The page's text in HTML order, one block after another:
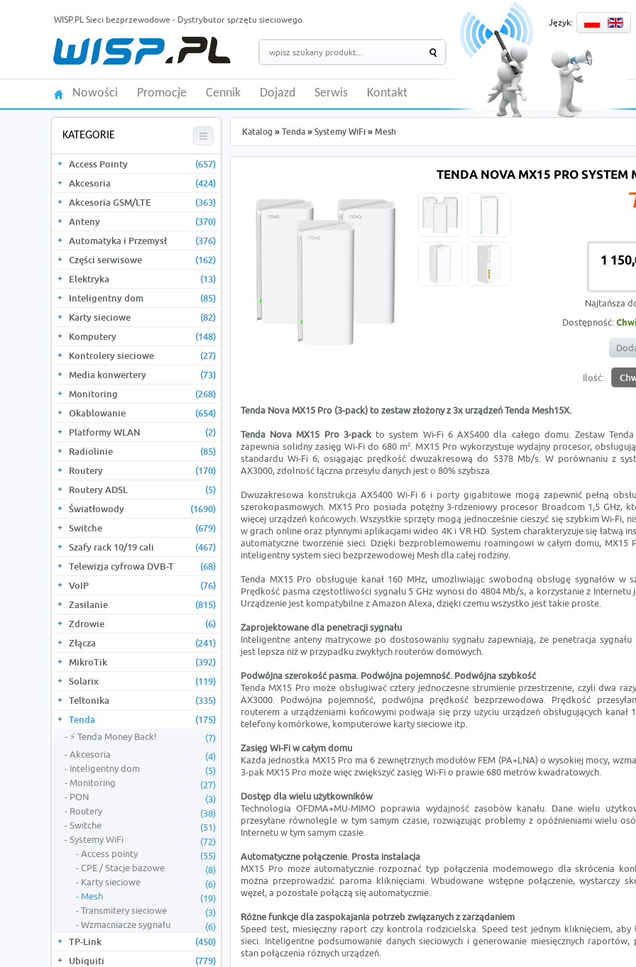
WISP.PL Sieci bezprzewodowe - Dystrybutor sprzętu sieciowego Język:
Nowości Promocje Cennik Dojazd Serwis Kontakt
KATEGORIE
Access Pointy
(657)
Akcesoria
(424)
Akcesoria GSM/LTE
(363)
Anteny
(370)
Automatyka i Przemysł
(376)
Części serwisowe
(162)
Elektryka
(13)
Inteligentny dom
(85)
Karty sieciowe
(82)
Komputery
(148)
Kontrolery sieciowe
(27)
Media konwertery
(73)
Monitoring
(268)
Okablowanie
(654)
Platformy WLAN
(2)
Radiolinie
(85)
Routery
(170)
Routery ADSL
(5)
Światłowody
(1690)
Switche
(679)
Szafy rack 10/19 cali
(467)
Telewizja cyfrowa DVB-T
(68)
VoIP
(76)
Zasilanie
(815)
Zdrowie
(6)
Złącza
(241)
MikroTik
(392)
Solarix
(119)
Teltonika
(335)
Tenda
(175)
⚡ Tenda Money Back!
(7)
Akcesoria
(4)
Inteligentny dom
(5)
Monitoring
(27)
PON
(3)
Routery
(38)
Switche
(51)
Systemy WiFi
(72)
Access pointy
(55)
CPE / Stacje bazowe
(8)
Karty sieciowe
(6)
Mesh
(19)
Transmitery sieciowe
(3)
Wzmacniacze sygnału
(6)
TP-Link
(450)
Ubiquiti
(779)
Katalog » Tenda » Systemy WiFi » Mesh
TENDA NOVA MX15 PRO SYSTEM
1
Najtańsza
Dostępność:
Ilość:
Tenda Nova MX15 Pro (3-pack) to zestaw złożony z 3x urządzeń Tenda Mesh15X.
Tenda Nova MX15 Pro 3-packto system Wi-Fi 6 AX5400 dla całego domu. Zestaw
zapewnia solidny zasięg Wi-Fi do 680 m². MX15 Pro wykorzystuje wydajny procesor,
standardu Wi-Fi 6, osiągając prędkość dwuzakresową do 5378 Mb/s. W porównaniu z
AX3000, zdolność łączna przesyłu danych jest o 80% szybsza.
Dwuzakresowa konstrukcja AX5400 Wi-Fi 6 i porty gigabitowe mogą zapewnić pełną
szerokopasmowych. MX15 Pro posiada potężny 3-rdzeniowy procesor Broadcom 1,5 GHz,
więcej urządzeń końcowych. Wszystkie sprzęty mogą jednocześnie cieszyć się szybkim Wi-Fi,
w grach online oraz płynnymi aplikacjami wideo 4K i VR HD. System charakteryzuje się łatwą
automatyczne tworzenie sieci. Dzięki bezproblemowemu roamingowi w całym domu, MX15
inteligentny system sieci bezprzewodowej Mesh dla całej rodziny.
Tenda MX15 Pro obsługuje kanał 160 MHz, umożliwiając swobodną obsługę sygnałów w
Prędkość pasma częstotliwości sygnału 5 GHz wynosi do 4804 Mb/s, a korzystanie z Internetu
Urządzenie jest kompatybilne z Amazon Alexa, dzięki czemu wszystko jest takie proste.
Zaprojektowane dla penetracji sygnału
Inteligentne anteny matrycowe po dostosowaniu sygnału zapewniają, że penetracja
jest lepsza niż w przypadku zwykłych routerów domowych.
Podwójna szerokość pasma. Podwójna pojemność. Podwójna szybkość
Tenda MX15 Pro może obsługiwać cztery jednoczesne strumienie przestrzenne, czyli dwa
AX3000. Podwójna pojemność, podwójna prędkość bezprzewodowa. Prędkość
routerem a urządzeniami końcowymi podwaja się przy użyciu urządzeń obsługujących kanał
telefony komórkowe, komputerowe karty sieciowe itp.
Zasięg Wi-Fi w całym domu
Każda jednostka MX15 Pro ma 6 zewnętrznych modułów FEM (PA+LNA) o wysokiej mocy,
3-pak MX15 Pro może więc zwiększyć zasięg Wi-Fi o prawie 680 metrów kwadratowych.
Dostęp dla wielu użytkowników
Technologia OFDMA+MU-MIMO poprawia wydajność zasobów kanału. Dane wielu
przesyłane równolegle w tym samym czasie, rozwiązując problemy z opóźnieniami wielu
Internetu w tym samym czasie.
Automatyczne połączenie. Prosta instalacja
MX15 Pro może automatycznie rozpoznać typ połączenia modemowego dla skrócenia
można przeprowadzić paroma kliknięciami. Wbudowane wstępne połączenie, wystarczy
węzeł, a pozostałe połączą się automatycznie.
Różne funkcje dla zaspokajania potrzeb związanych z zarządaniem
Speed test, miesięczny raport czy kontrola rodzicielska. Speed test jednym kliknięciem, aby
sieci. Inteligentne podsumowanie danych sieciowych i generowanie miesięcznych raportów,
stan połączenia różnych urządzeń.